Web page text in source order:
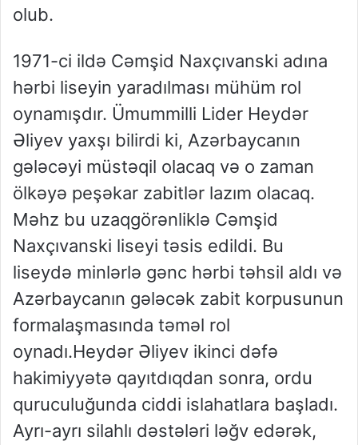
olub.
1971-ci ildə Cəmşid Naxçıvanski adına
hərbi liseyin yaradılması mühüm rol
oynamışdır. Ümummilli Lider Heydər
Əliyev yaxşı bilirdi ki, Azərbaycanın
gələcəyi müstəqil olacaq və o zaman
ölkəyə peşəkar zabitlər lazım olacaq.
Məhz bu uzaqgörənliklə Cəmşid
Naxçıvanski liseyi təsis edildi. Bu
liseydə minlərlə gənc hərbi təhsil aldı və
Azərbaycanın gələcək zabit korpusunun
formalaşmasında təməl rol
oynadı.Heydər Əliyev ikinci dəfə
hakimiyyətə qayıtdıqdan sonra, ordu
quruculuğunda ciddi islahatlara başladı.
Ayrı-ayrı silahlı dəstələri ləğv edərək,